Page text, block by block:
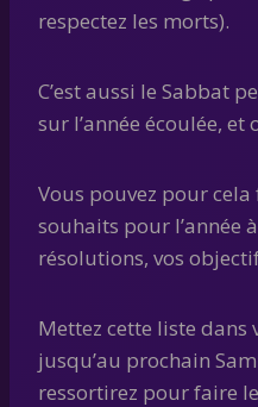
respectez les morts).
C’est aussi le Sabbat
sur l’année écoulée,
Vous pouvez pour
souhaits pour l’année
résolutions, vos
Mettez cette liste dans
jusqu’au prochain
ressortirez pour faire